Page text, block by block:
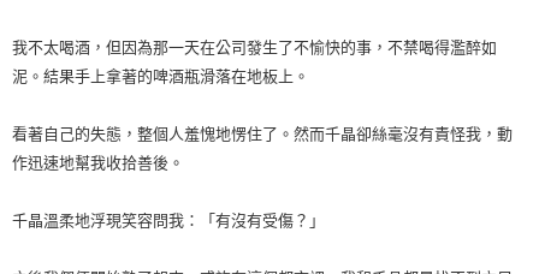
我不太喝酒，但因為那一天在公司發生了不愉快的事，不禁喝得濫醉如
泥。結果手上拿著的啤酒瓶滑落在地板上。
看著自己的失態，整個人羞愧地愣住了。然而千晶卻絲毫沒有責怪我，動
作迅速地幫我收拾善後。
千晶溫柔地浮現笑容問我：「有沒有受傷？」